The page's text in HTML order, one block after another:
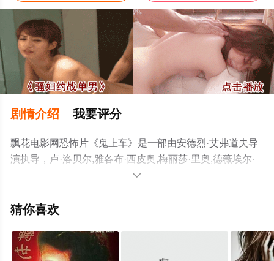
剧情介绍 我要评分
飘花电影网恐怖片《鬼上车》是一部由安德烈·艾弗道夫导
演执导，卢·洛贝尔,雅各布·西皮奥,梅丽莎·里奥,德薇埃尔·
约翰逊,邦妮·迪肖恩,布雷特·贝德罗西安,托尼·杜佩,杰西卡·
免费观看高清未删减完整版电影大全就上飘花影院，更多
解。

猜你喜欢